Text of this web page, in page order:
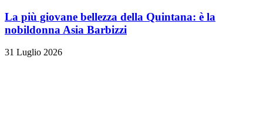
La più giovane bellezza della Quintana: è la
nobildonna Asia Barbizzi
31 Luglio 2026